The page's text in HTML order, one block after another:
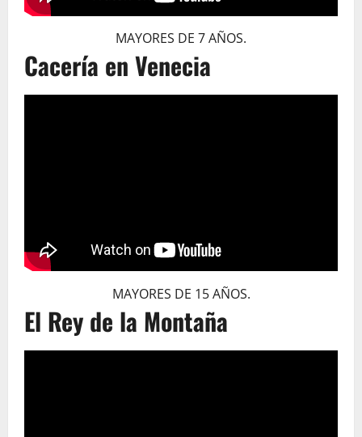
MAYORES DE 7 AÑOS.
Cacería en Venecia
MAYORES DE 15 AÑOS.
El Rey de la Montaña